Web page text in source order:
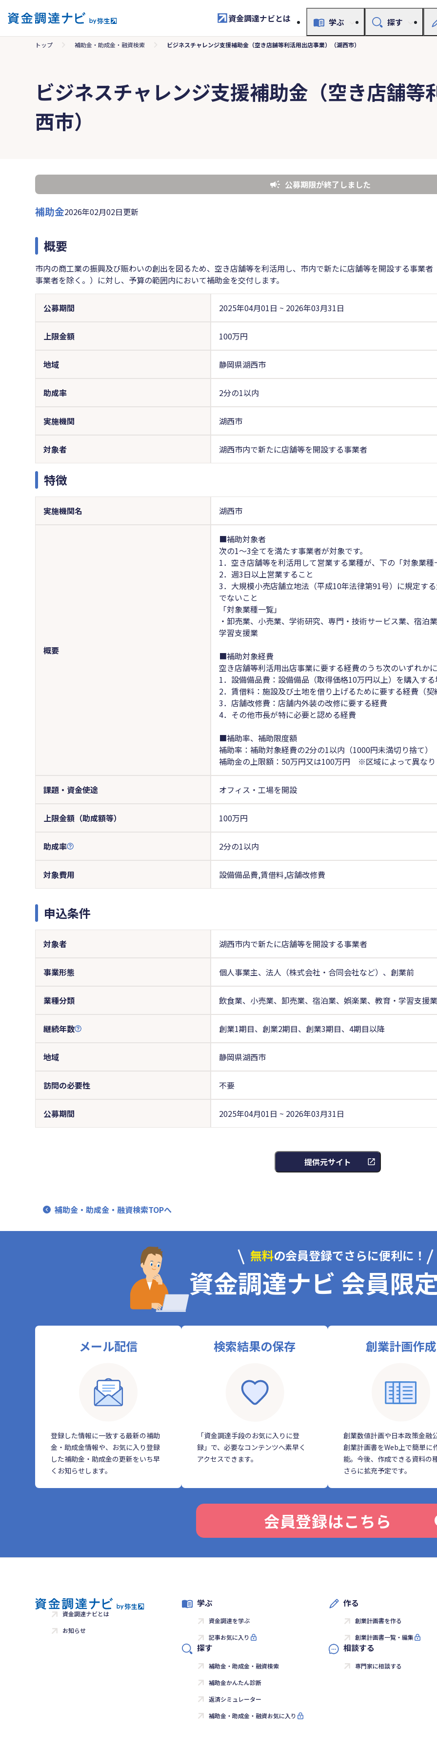
資金調達ナビとは 学ぶ 探す
トップ 補助金・助成金・融資検索 ビジネスチャレンジ支援補助金（空き店舗等利活用出店事業）（湖西市）
ビジネスチャレンジ支援補助金（空き店舗等
西市）
公募期限が終了しました
補助金2026年02月02日更新
概要
市内の商工業の振興及び賑わいの創出を図るため、空き店舗等を利活用し、市内で新たに店舗等を開設する事業
事業者を除く。）に対し、予算の範囲内において補助金を交付します。
公募期間 2025年04月01日 ~ 2026年03月31日
上限金額 100万円
地域 静岡県湖西市
助成率 2分の1以内
実施機関 湖西市
対象者 湖西市内で新たに店舗等を開設する事業者
特徴
実施機関名 湖西市
概要
■補助対象者
次の1～3全てを満たす事業者が対象です。
1．空き店舗等を利活用して営業する業種が、下の「対象業
2．週3日以上営業すること
3．大規模小売店舗立地法（平成10年法律第91号）に規定す
でないこと
「対象業種一覧」
・卸売業、小売業、学術研究、専門・技術サービス業、宿
学習支援業
■補助対象経費
空き店舗等利活用出店事業に要する経費のうち次のいずれか
1．設備備品費：設備備品（取得価格10万円以上）を購入す
2．賃借料：施設及び土地を借り上げるために要する経費（
3．店舗改修費：店舗内外装の改修に要する経費
4．その他市長が特に必要と認める経費
■補助率、補助限度額
補助率：補助対象経費の2分の1以内（1000円未満切り捨て）
補助金の上限額：50万円又は100万円 ※区域によって異なり
課題・資金使途 オフィス・工場を開設
上限金額（助成額等） 100万円
助成率 2分の1以内
対象費用 設備備品費,賃借料,店舗改修費
申込条件
対象者 湖西市内で新たに店舗等を開設する事業者
事業形態 個人事業主、法人（株式会社・合同会社など）、創業前
業種分類 飲食業、小売業、卸売業、宿泊業、娯楽業、教育・学習支援業
継続年数 創業1期目、創業2期目、創業3期目、4期目以降
地域 静岡県湖西市
訪問の必要性 不要
公募期間 2025年04月01日 ~ 2026年03月31日
提供元サイト
補助金・助成金・融資検索TOPへ
無料の会員登録でさらに便利に！
資金調達ナビ 会員限
メール配信
登録した情報に一致する最新の補助
金・助成金情報や、お気に入り登録
した補助金・助成金の更新をいち早
くお知らせします。
検索結果の保存
「資金調達手段のお気に入りに登
録」で、必要なコンテンツへ素早く
アクセスできます。
創業計画作成
創業数値計画や日本政策金融
創業計画書をWeb上で簡単に
能。今後、作成できる資料の
さらに拡充予定です。
会員登録はこちら
資金調達ナビとは
お知らせ
学ぶ
資金調達を学ぶ
記事お気に入り
探す
補助金・助成金・融資検索
補助金かんたん診断
返済シミュレーター
補助金・助成金・融資お気に入り
作る
創業計画書を作る
創業計画書一覧・編集
相談する
専門家に相談する